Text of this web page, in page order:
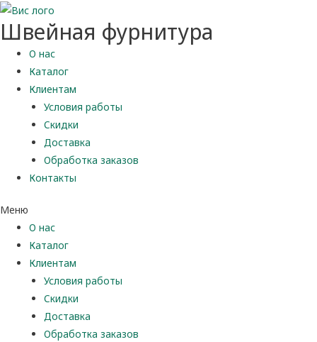
Швейная фурнитура
О нас
Каталог
Клиентам
Условия работы
Скидки
Доставка
Обработка заказов
Контакты
Меню
О нас
Каталог
Клиентам
Условия работы
Скидки
Доставка
Обработка заказов